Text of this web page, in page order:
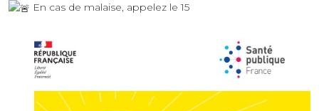
En cas de malaise, appelez le 15